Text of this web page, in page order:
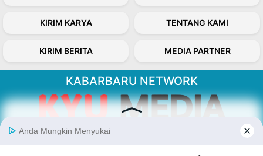
KIRIM KARYA TENTANG KAMI
KIRIM BERITA MEDIA PARTNER
KABARBARU NETWORK